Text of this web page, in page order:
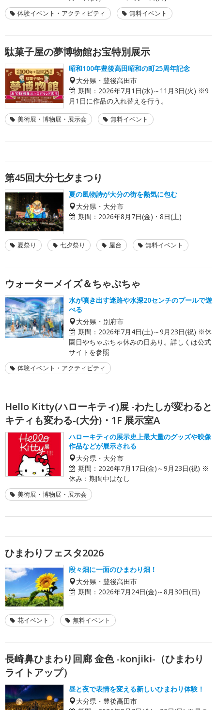
体験イベント・アクティビティ 無料イベント
駄菓子屋の夢博物館お宝特別展示
昭和100年豊後高田昭和の町25周年記念
大分県・豊後高田市
期間： 2026年7月1日(水)～11月3日(火) ※9
月1日に作品の入れ替えを行う。
美術展・博物展・展示会 無料イベント
第45回大分七夕まつり
夏の風物詩が大分の街を熱気に包む
大分県・大分市
期間： 2026年8月7日(金)・8日(土)
夏祭り 七夕祭り 屋台 無料イベント
ウォーターメイズ＆ちゃぷちゃ
水が噴き出す迷路や水深20センチのプールで遊
べる
大分県・別府市
期間： 2026年7月4日(土)～9月23日(祝) ※休
園日やちゃぷちゃ休みの日あり。詳しくは公式
サイトを参照
体験イベント・アクティビティ
Hello Kitty(ハローキティ)展 -わたしが変わると
キティも変わる-(大分)・1F 展示室A
ハローキティの展示史上最大量のグッズや映像
作品などが展示される
大分県・大分市
期間： 2026年7月17日(金)～9月23日(祝) ※
休み：期間中はなし
美術展・博物展・展示会
ひまわりフェスタ2026
段々畑に一面のひまわり畑！
大分県・豊後高田市
期間： 2026年7月24日(金)～8月30日(日)
花イベント 無料イベント
長崎鼻ひまわり回廊 金色 -konjiki-（ひまわり
ライトアップ）
昼と夜で表情を変える新しいひまわり体験！
大分県・豊後高田市